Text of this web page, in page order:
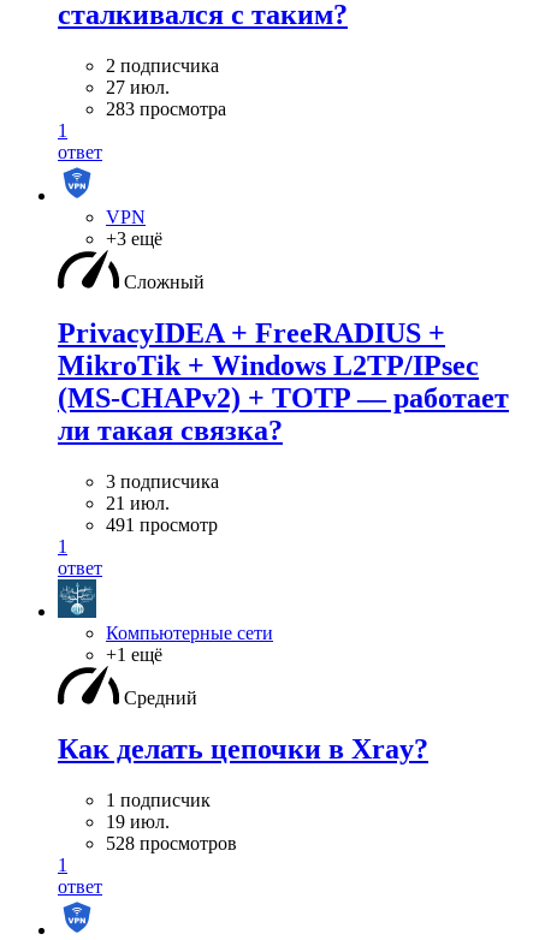
сталкивался с таким?
2 подписчика
27 июл.
283 просмотра
1
ответ
VPN
+3 ещё
Сложный
PrivacyIDEA + FreeRADIUS +
MikroTik + Windows L2TP/IPsec
(MS-CHAPv2) + TOTP — работает
ли такая связка?
3 подписчика
21 июл.
491 просмотр
1
ответ
Компьютерные сети
+1 ещё
Средний
Как делать цепочки в Xray?
1 подписчик
19 июл.
528 просмотров
1
ответ